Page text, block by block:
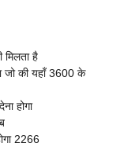
है
जो की यहाँ 3600 के
होगा
2266